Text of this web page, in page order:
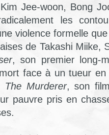
Jee-woon, Bong
les
violence formelle
de Takashi Miike,
, son premier long-
face à un tueur
The Murderer, son
pauvre pris en